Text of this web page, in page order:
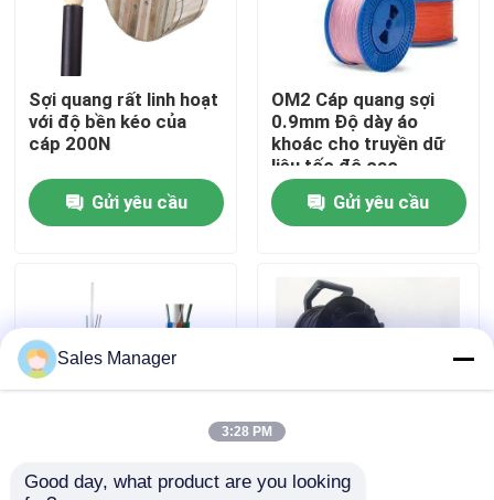
Hướng dẫn VR
Về chúng tôi
Tham quan nhà máy
Kiểm soát chất lượng
Yêu cầu báo giá
Dây cáp quang
Sợi quang rất linh hoạt
với độ bền kéo của
cáp 200N
Gửi yêu cầu
OM2 Cáp quang sợi
0.9mm Độ dày áo
khoác cho truyền dữ
liệu tốc độ cao
Gửi yêu cầu
Thép dây sức mạnh
Đường quay cáp quang
Sales Manager
3:28 PM
Good day, what product are you looking